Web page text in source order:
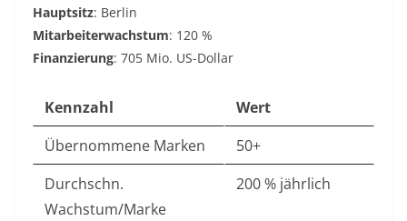
Hauptsitz: Berlin
Mitarbeiterwachstum: 120 %
Finanzierung: 705 Mio. US-Dollar
Kennzahl
Wert
Übernommene Marken
50+
Durchschn.
Wachstum/Marke
200 % jährlich